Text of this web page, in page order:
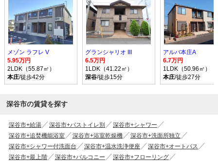
メゾン ラフレ V
5.95万円
2LDK（55.87㎡）
本庄/徒歩42分
グランシャリオ III
6.5万円
1LDK（41.22㎡）
深谷/徒歩15分
アルバ本庄A
6.7万円
1LDK（50.96㎡）
本庄/徒歩27分
深谷市の賃貸を探す
深谷市+給湯 深谷市+バストイレ別
深谷市+シャワー
深谷市+追焚機能浴室
深谷市+浴室乾燥機
深谷市+洗面所独立
深谷市+シャワー付洗面台
深谷市+温水洗浄便座
深谷市+オートバス
深谷市+最上階
深谷市+バルコニー
深谷市+フローリング